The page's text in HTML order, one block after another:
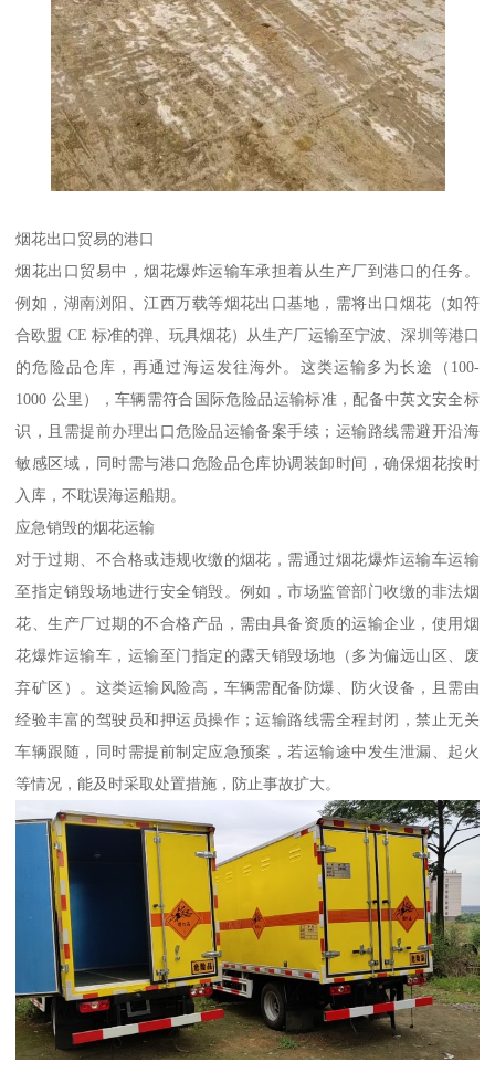
烟花出口贸易的港口​
烟花出口贸易中，烟花爆炸运输车承担着从生产厂到港口的任务。
例如，湖南浏阳、江西万载等烟花出口基地，需将出口烟花（如符
合欧盟 CE 标准的弹、玩具烟花）从生产厂运输至宁波、深圳等港口
的危险品仓库，再通过海运发往海外。这类运输多为长途（100-
1000 公里），车辆需符合国际危险品运输标准，配备中英文安全标
识，且需提前办理出口危险品运输备案手续；运输路线需避开沿海
敏感区域，同时需与港口危险品仓库协调装卸时间，确保烟花按时
入库，不耽误海运船期。​
应急销毁的烟花运输​
对于过期、不合格或违规收缴的烟花，需通过烟花爆炸运输车运输
至指定销毁场地进行安全销毁。例如，市场监管部门收缴的非法烟
花、生产厂过期的不合格产品，需由具备资质的运输企业，使用烟
花爆炸运输车，运输至门指定的露天销毁场地（多为偏远山区、废
弃矿区）。这类运输风险高，车辆需配备防爆、防火设备，且需由
经验丰富的驾驶员和押运员操作；运输路线需全程封闭，禁止无关
车辆跟随，同时需提前制定应急预案，若运输途中发生泄漏、起火
等情况，能及时采取处置措施，防止事故扩大。